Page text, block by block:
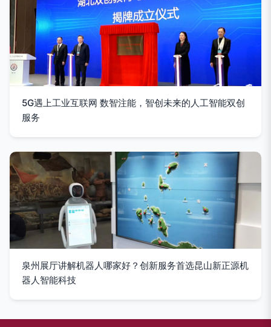
5G遇上工业互联网 数智注能，智创未来的人工智能双创
服务
泉州展厅讲解机器人哪家好？创新服务首选昆山新正源机
器人智能科技